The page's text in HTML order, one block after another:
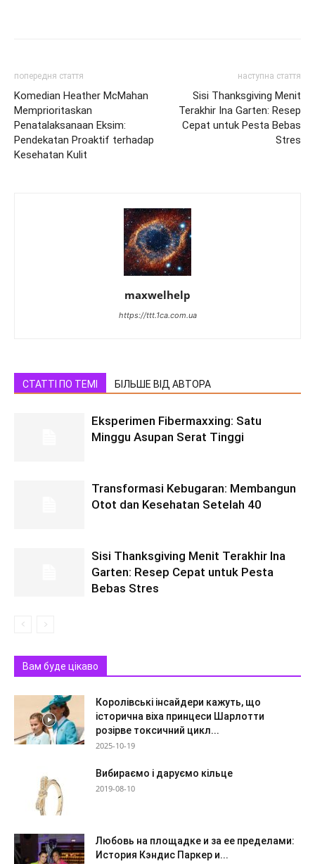
попередня стаття
Komedian Heather McMahan
Memprioritaskan
Penatalaksanaan Eksim:
Pendekatan Proaktif terhadap
Kesehatan Kulit
наступна стаття
Sisi Thanksgiving Menit
Terakhir Ina Garten: Resep
Cepat untuk Pesta Bebas
Stres
maxwelhelp
https://ttt.1ca.com.ua
СТАТТІ ПО ТЕМІ БІЛЬШЕ ВІД АВТОРА
Eksperimen Fibermaxxing: Satu
Minggu Asupan Serat Tinggi
Transformasi Kebugaran: Membangun
Otot dan Kesehatan Setelah 40
Sisi Thanksgiving Menit Terakhir Ina
Garten: Resep Cepat untuk Pesta
Bebas Stres
Вам буде цікаво
Королівські інсайдери кажуть, що
історична віха принцеси Шарлотти
розірве токсичний цикл...
2025-10-19
Вибираємо і даруємо кільце
2019-08-10
Любовь на площадке и за ее пределами:
История Кэндис Паркер и...